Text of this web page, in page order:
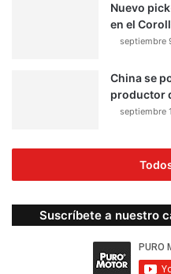
Nuevo
en el
septiembre
China se
productor
septiembre
Suscríbete a nuestro